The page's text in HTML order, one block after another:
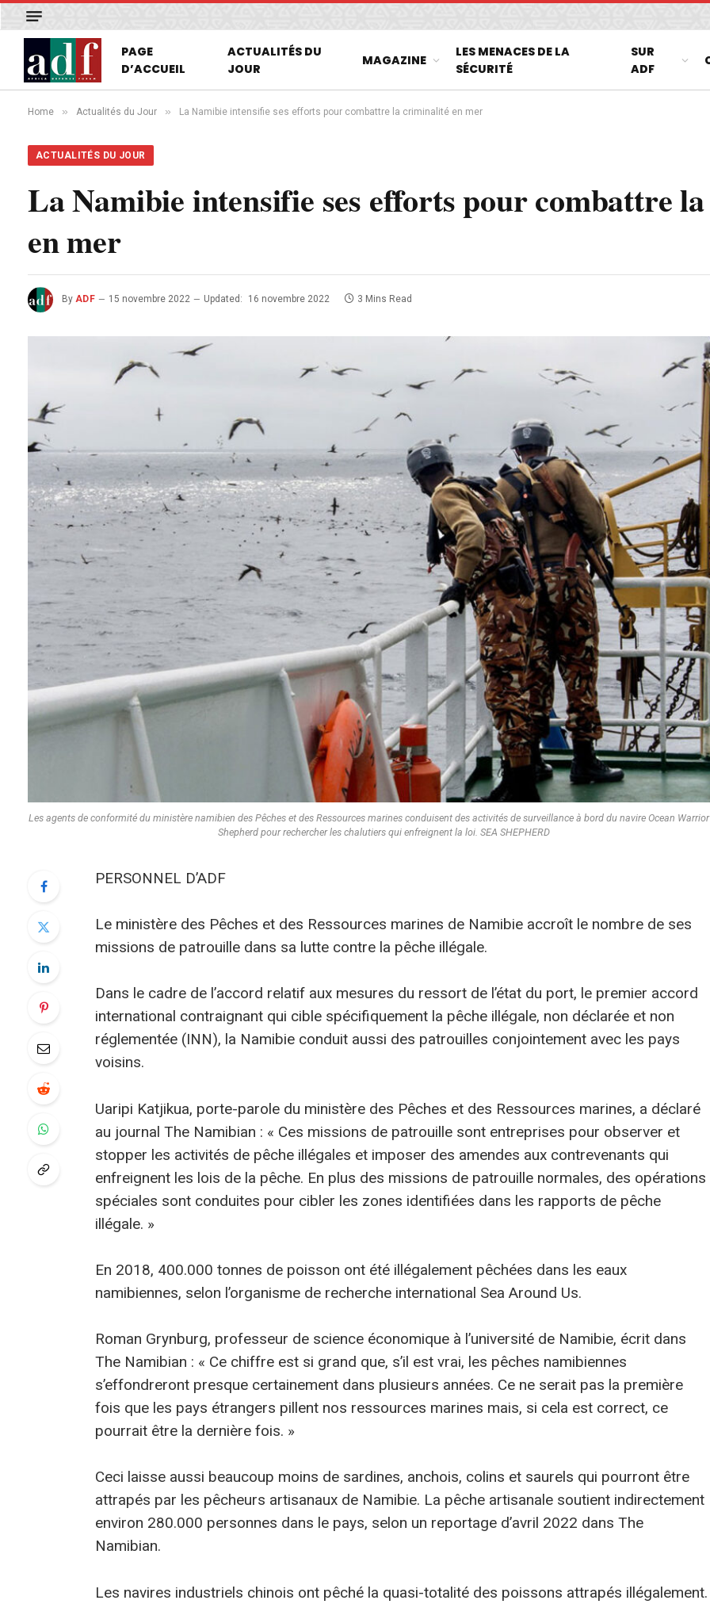
PAGE
D’ACCUEIL
ACTUALITÉS DU
JOUR
MAGAZINE
LES MENACES DE LA
SÉCURITÉ
SUR
ADF
Home » Actualités du Jour » La Namibie intensifie ses efforts pour combattre la criminalité en mer
ACTUALITÉS DU JOUR
La Namibie intensifie ses efforts pour combattre
en mer
By ADF 15 novembre 2022 Updated: 16 novembre 2022 3 Mins Read
Les agents de conformité du ministère namibien des Pêches et des Ressources marines conduisent des activités de surveillance à bord du navire Ocean Warrior
Shepherd pour rechercher les chalutiers qui enfreignent la loi. SEA SHEPHERD
PERSONNEL D’ADF
Le ministère des Pêches et des Ressources marines de Namibie accroît le nombre de ses
missions de patrouille dans sa lutte contre la pêche illégale.
Dans le cadre de l’accord relatif aux mesures du ressort de l’état du port, le premier accord
international contraignant qui cible spécifiquement la pêche illégale, non déclarée et non
réglementée (INN), la Namibie conduit aussi des patrouilles conjointement avec les pays
voisins.
Uaripi Katjikua, porte-parole du ministère des Pêches et des Ressources marines, a déclaré
au journal The Namibian : « Ces missions de patrouille sont entreprises pour observer et
stopper les activités de pêche illégales et imposer des amendes aux contrevenants qui
enfreignent les lois de la pêche. En plus des missions de patrouille normales, des opérations
spéciales sont conduites pour cibler les zones identifiées dans les rapports de pêche
illégale. »
En 2018, 400.000 tonnes de poisson ont été illégalement pêchées dans les eaux
namibiennes, selon l’organisme de recherche international Sea Around Us.
Roman Grynburg, professeur de science économique à l’université de Namibie, écrit dans
The Namibian : « Ce chiffre est si grand que, s’il est vrai, les pêches namibiennes
s’effondreront presque certainement dans plusieurs années. Ce ne serait pas la première
fois que les pays étrangers pillent nos ressources marines mais, si cela est correct, ce
pourrait être la dernière fois. »
Ceci laisse aussi beaucoup moins de sardines, anchois, colins et saurels qui pourront être
attrapés par les pêcheurs artisanaux de Namibie. La pêche artisanale soutient indirectement
environ 280.000 personnes dans le pays, selon un reportage d’avril 2022 dans The
Namibian.
Les navires industriels chinois ont pêché la quasi-totalité des poissons attrapés illégalement.